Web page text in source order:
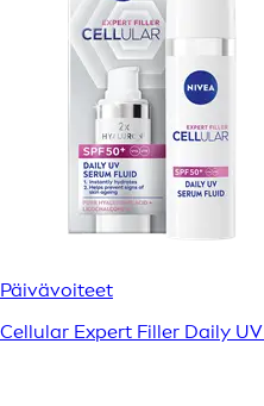
Päivävoiteet
Cellular Expert Filler Daily